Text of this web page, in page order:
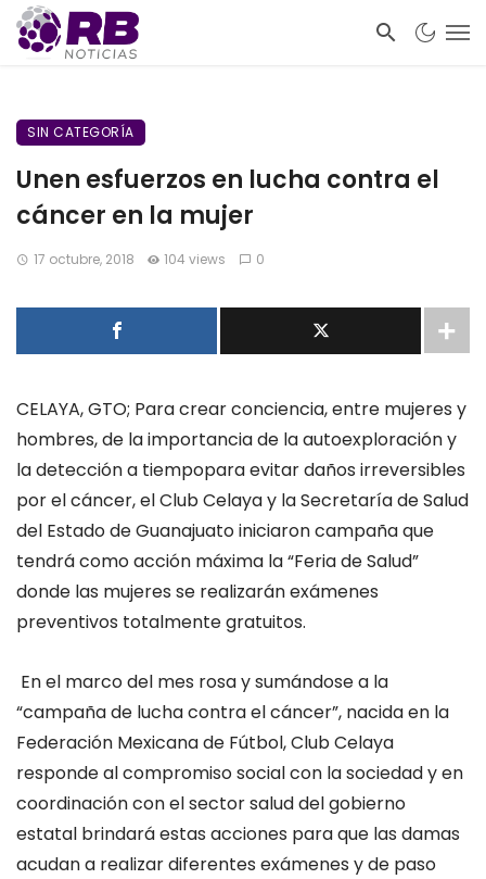
SIN CATEGORÍA
Unen esfuerzos en lucha contra el
cáncer en la mujer
17 octubre, 2018 104 views 0
CELAYA, GTO; Para crear conciencia, entre mujeres y
hombres, de la importancia de la autoexploración y
la detección a tiempopara evitar daños irreversibles
por el cáncer, el Club Celaya y la Secretaría de Salud
del Estado de Guanajuato iniciaron campaña que
tendrá como acción máxima la “Feria de Salud”
donde las mujeres se realizarán exámenes
preventivos totalmente gratuitos.
En el marco del mes rosa y sumándose a la
“campaña de lucha contra el cáncer”, nacida en la
Federación Mexicana de Fútbol, Club Celaya
responde al compromiso social con la sociedad y en
coordinación con el sector salud del gobierno
estatal brindará estas acciones para que las damas
acudan a realizar diferentes exámenes y de paso